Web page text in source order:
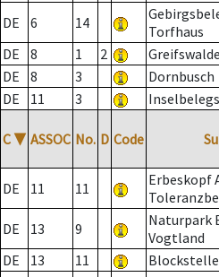
DE
6 14
Torfhaus
DE
8 1 2
DE
8 3 Dornbusch
DE
11 3
C ▼ ASSOC No. D Code
DE 11 11
Erbeskopf
DE 13 9
Naturpark
Vogtland
DE
13 11 Blockstelle